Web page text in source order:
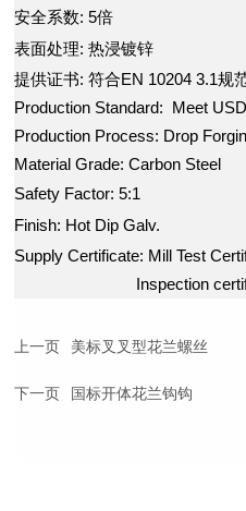
安全系数: 5倍
表面处理: 热浸镀锌
提供证书: 符合EN 10204 3.1规
Production Standard: Meet
Production Process: Drop
Material Grade: Carbon Steel
Safety Factor: 5:1
Finish: Hot Dip Galv.
Supply Certificate: Mill Test
Inspection certificate can
上一页 美标叉叉型花兰螺丝
下一页 国标开体花兰钩钩